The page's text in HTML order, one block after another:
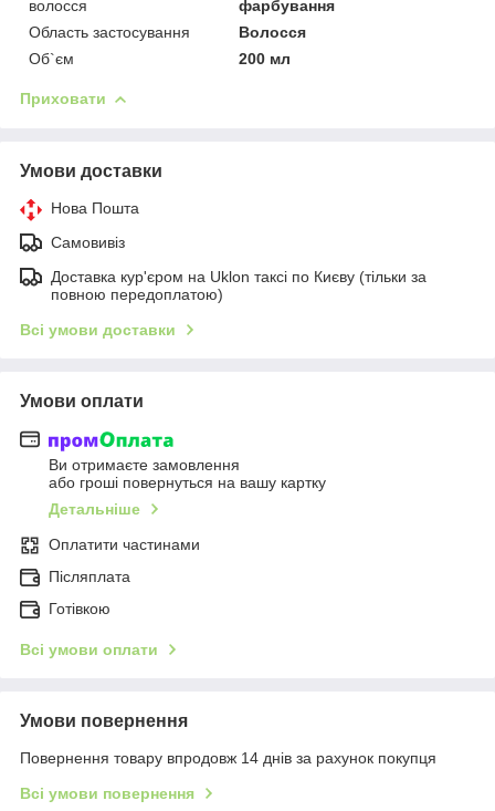
волосся
фарбування
Область застосування
Волосся
Об`єм
200 мл
Приховати
Умови доставки
Нова Пошта
Самовивіз
Доставка кур'єром на Uklon таксі по Києву (тільки за
повною передоплатою)
Всі умови доставки
Умови оплати
Ви отримаєте замовлення
або гроші повернуться на вашу картку
Детальніше
Оплатити частинами
Післяплата
Готівкою
Всі умови оплати
Умови повернення
Повернення товару впродовж 14 днів за рахунок покупця
Всі умови повернення